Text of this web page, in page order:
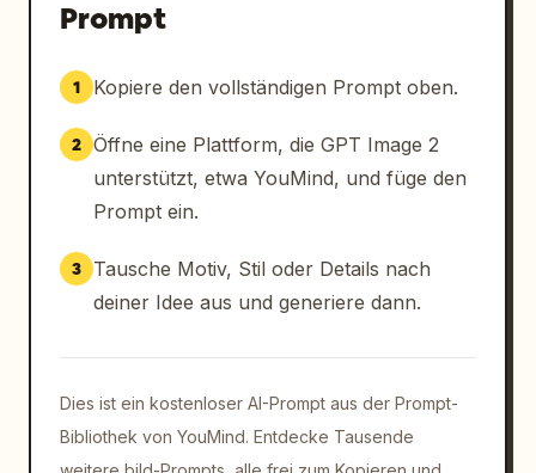
Prompt
1 Kopiere den vollständigen Prompt oben.
2 Öffne eine Plattform, die GPT Image 2
unterstützt, etwa YouMind, und füge den
Prompt ein.
3
Tausche Motiv, Stil oder Details nach
deiner Idee aus und generiere dann.
Dies ist ein kostenloser AI-Prompt aus der Prompt-
Bibliothek von YouMind. Entdecke Tausende